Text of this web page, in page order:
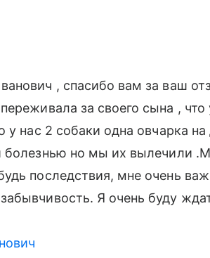
, спасибо вам за ваш
за своего сына ,
нас 2 собаки одна овчарка
болезнью но мы их вылечили
последствия, мне очень
Я очень буду